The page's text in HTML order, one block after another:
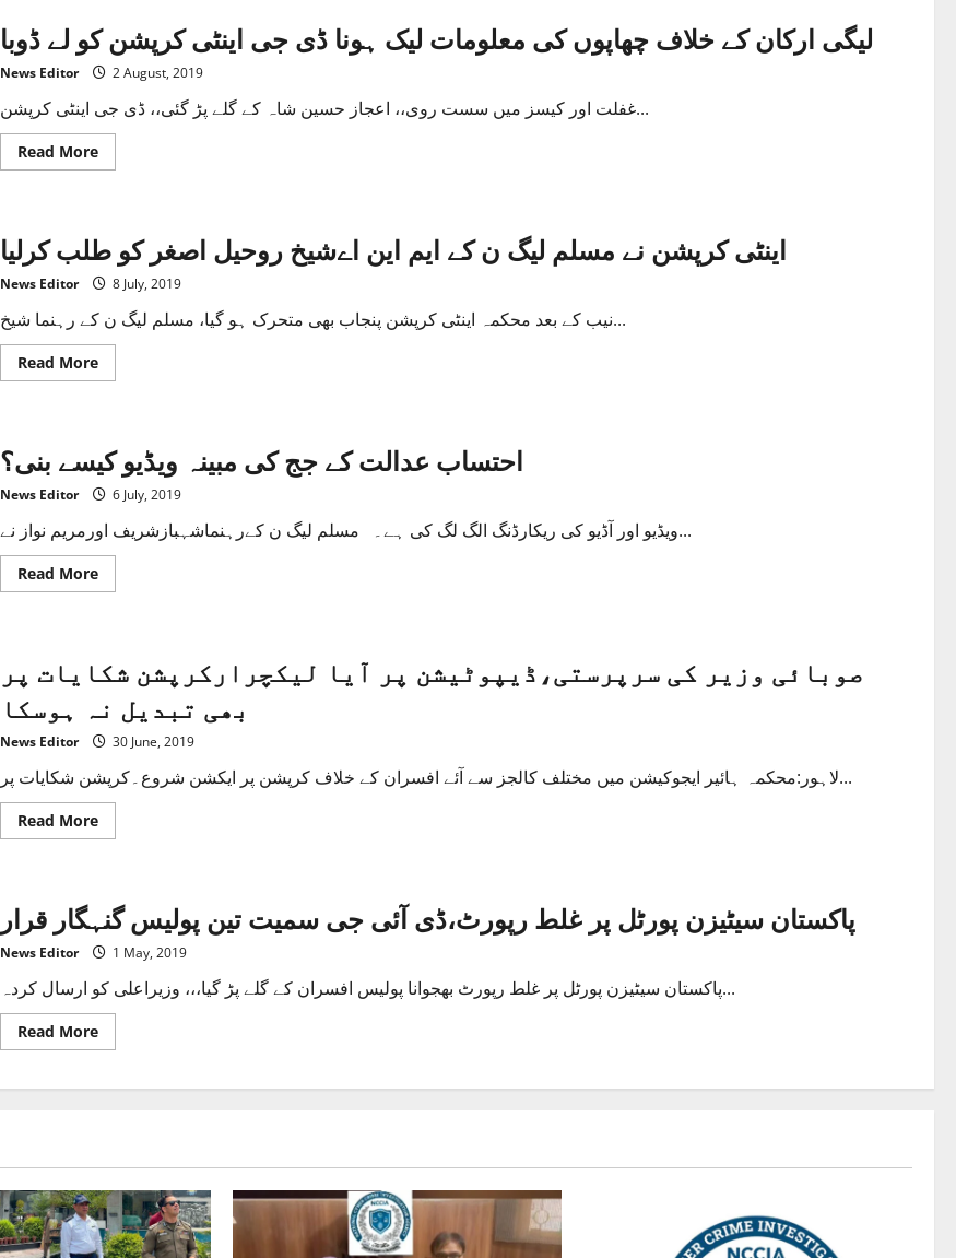
اسمبلی
ملک
افضل
کھوکھر
خلاف
اینٹی
کرپشن
میں
نئی
لیگی ارکان کے خلاف چھاپوں کی معلومات لیک ہونا ڈی جی اینٹی کرپشن کو لے ڈوبا
News Editor 2 August, 2019
غفلت اور کیسز میں سست روی،، اعجاز حسین شاہ کے گلے پڑ گئی،، ڈی جی اینٹی کرپشن...
Read MoreRead
more
خلاف
چھاپوں
کی
معلومات
ہونا
ڈی
جی
اینٹی
کرپشن
اینٹی کرپشن نے مسلم لیگ ن کے ایم این اےشیخ روحیل اصغر کو طلب کرلیا
News Editor 8 July, 2019
نیب کے بعد محکمہ اینٹی کرپشن پنجاب بھی متحرک ہو گیا، مسلم لیگ ن کے رہنما شیخ...
Read MoreRead
more
مسلم
لیگ
ن
کے
این
اےشیخ
روحیل
اصغر
کو
احتساب عدالت کے جج کی مبینہ ویڈیو کیسے بنی؟
News Editor 6 July, 2019
ویڈیو اور آڈیو کی ریکارڈنگ الگ لگ کی ہے۔ مسلم لیگ ن کےرہنماشہبازشریف اورمریم نواز نے...
Read MoreRead
more
جج
کی
ویڈیو
کیسے
بنی؟
صوبائی وزیر کی سرپرستی،ڈیپوٹیشن پر آیا لیکچرارکرپشن شکایات پر
بھی تبدیل نہ ہوسکا
News Editor 30 June, 2019
لاہور:محکمہ ہائیر ایجوکیشن میں مختلف کالجز سے آئے افسران کے خلاف کرپشن پر ایکشن شروع۔کرپشن شکایات پر...
Read MoreRead
more
سرپرستی،ڈیپوٹیشن
پر
آیا
لیکچرارکرپشن
پر
بھی
تبدیل
نہ
ہوسکا
پاکستان سیٹیزن پورٹل پر غلط رپورٹ،ڈی آئی جی سمیت تین پولیس گنہگار قرار
News Editor 1 May, 2019
پاکستان سیٹیزن پورٹل پر غلط رپورٹ بھجوانا پولیس افسران کے گلے پڑ گیا،،، وزیراعلی کو ارسال کردہ...
Read MoreRead
more
سیٹیزن
آئی
سمیت
تین
پولیس
گنہگار